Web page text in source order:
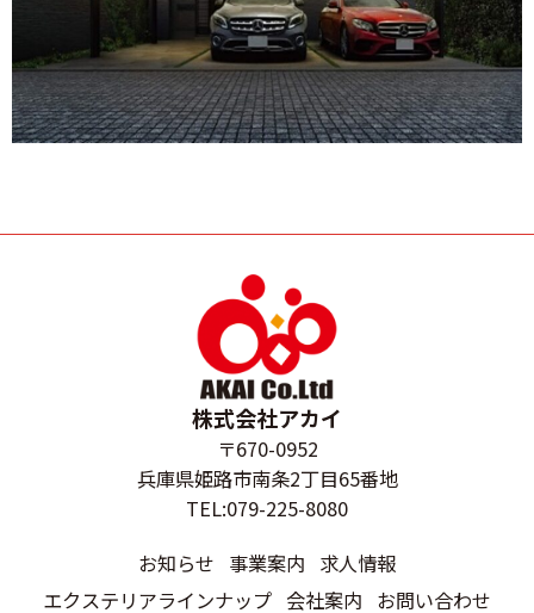
株式会社アカイ
〒670-0952
兵庫県姫路市南条2丁目65番地
TEL:079-225-8080
お知らせ 事業案内 求人情報
エクステリアラインナップ 会社案内 お問い合わせ